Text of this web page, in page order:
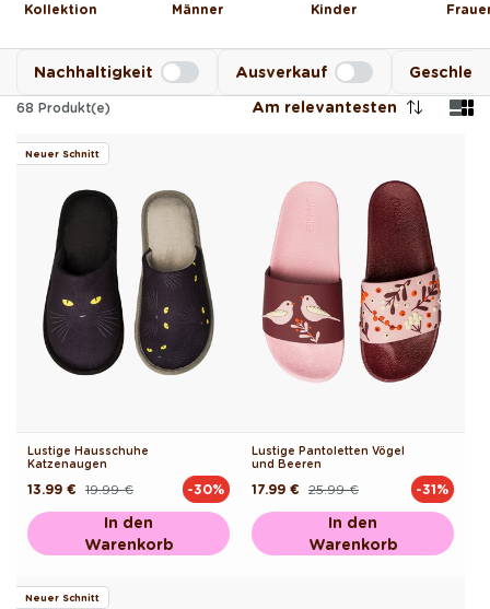
Kollektion
Männer
Kinder
Nachhaltigkeit Ausverkauf
68 Produkt(e) Am relevantesten
Neuer Schnitt
Lustige Hausschuhe
Katzenaugen
Normaler19.99 €
Verkaufspreis
13.99 € -30%
In den
Warenkorb
Lustige Pantoletten Vögel
und Beeren
Normaler25.99 €
Verkaufspreis
17.99 € -31%
In den
Warenkorb
Neuer Schnitt